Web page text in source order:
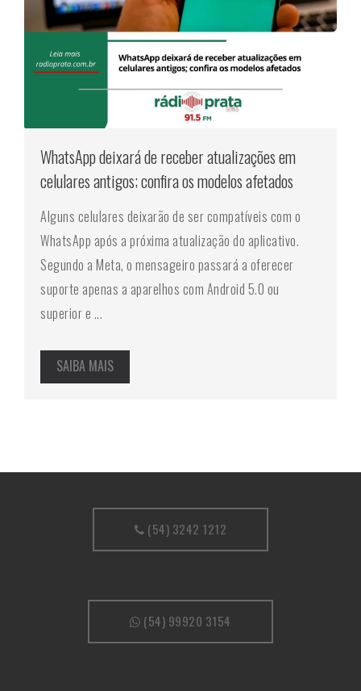
WhatsApp deixará de receber atualizações em
celulares antigos; confira os modelos afetados
Alguns celulares deixarão de ser compatíveis com o
WhatsApp após a próxima atualização do aplicativo.
Segundo a Meta, o mensageiro passará a oferecer
suporte apenas a aparelhos com Android 5.0 ou
superior e ...
SAIBA MAIS
(54) 3242 1212
(54) 99920 3154